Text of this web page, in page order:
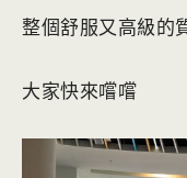
整個舒服又高級的
大家快來嚐嚐